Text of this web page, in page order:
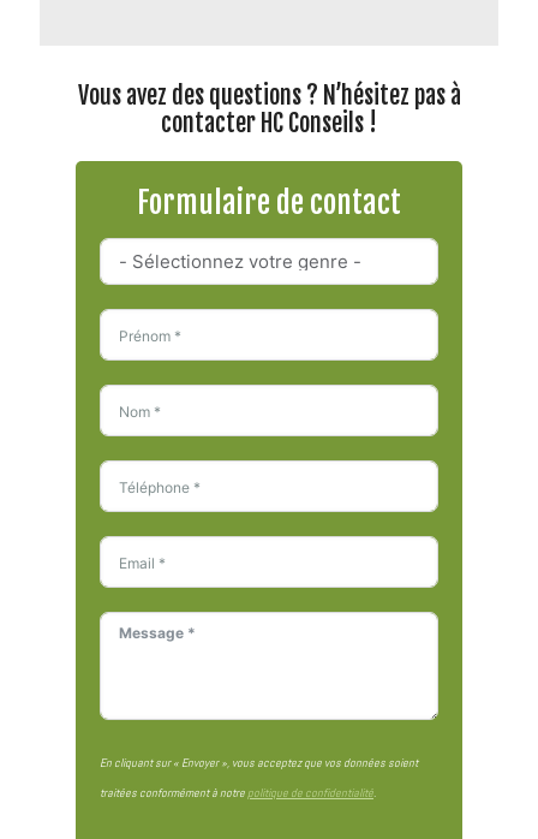
Vous avez des questions ? N’hésitez pas à
contacter HC Conseils !
Formulaire de contact
En cliquant sur « Envoyer », vous acceptez que vos données soient
traitées conformément à notrepolitique de confidentialité.